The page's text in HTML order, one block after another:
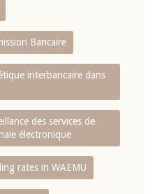
Bancaire
interbancaire dans
des services de
électronique
rates in WAEMU